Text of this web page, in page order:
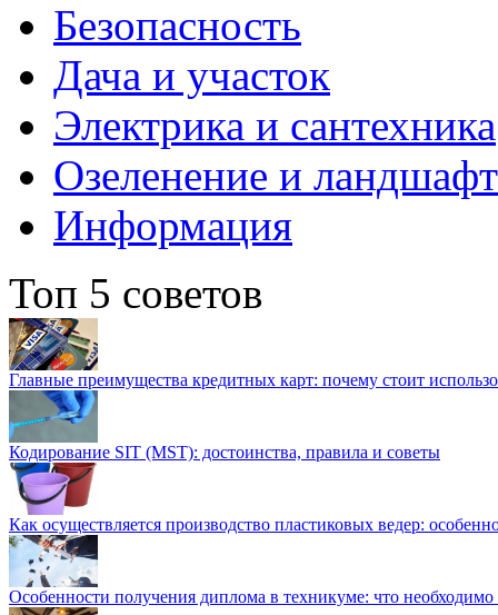
Безопасность
Дача и участок
Электрика и сантехника
Озеленение и
Информация
Топ 5 советов
Главные преимущества кредитных карт: почему стоит
Кодирование SIT (MST): достоинства, правила и советы
Как осуществляется производство пластиковых ведер:
Особенности получения диплома в техникуме: что необходимо